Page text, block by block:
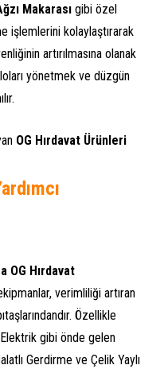
Makarası gibi özel
işlemlerini kolaylaştırarak
artırılmasına olanak
yönetmek ve düzgün
OG Hırdavat Ürünleri
OG Hırdavat
verimliliği artıran
Özellikle
gibi önde gelen
Gerdirme ve Çelik Yaylı